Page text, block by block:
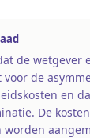
de wetgever
de
en
De